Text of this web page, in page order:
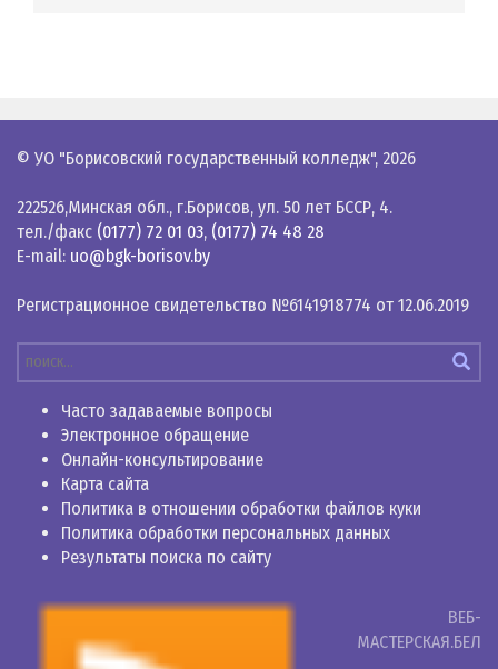
© УО "Борисовский государственный колледж", 2026
222526,Минская обл., г.Борисов, ул. 50 лет БССР, 4.
тел./факс (0177) 72 01 03, (0177) 74 48 28
E-mail: uo@bgk-borisov.by
Регистрационное свидетельство №6141918774 от 12.06.2019
Часто задаваемые вопросы
Электронное обращение
Онлайн-консультирование
Карта сайта
Политика в отношении обработки файлов куки
Политика обработки персональных данных
Результаты поиска по сайту
ВЕБ-
МАСТЕРСКАЯ.БЕЛ